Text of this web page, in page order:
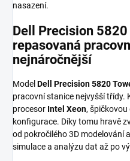
nasazení.
Dell Precision
repasovaná
nejnáročnější
Model Dell Precision 5820
pracovní stanice nejvyšší třídy.
procesor Intel Xeon,
konfigurace. Díky tomu hravě
od pokročilého 3D modelování
simulace a analýzu dat až po